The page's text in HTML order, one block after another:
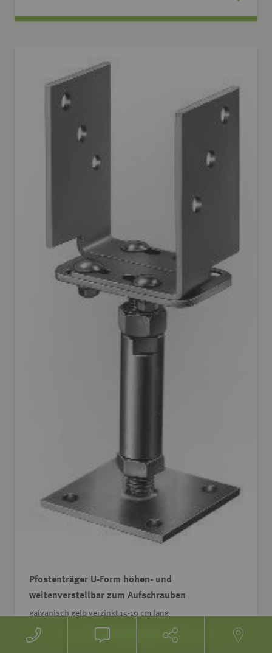
Pfostenträger U-Form höhen- und
weitenverstellbar zum Aufschrauben
galvanisch gelb verzinkt 15-19 cm lang
Art.Nr.: Z4.020
Option
1
Weiter